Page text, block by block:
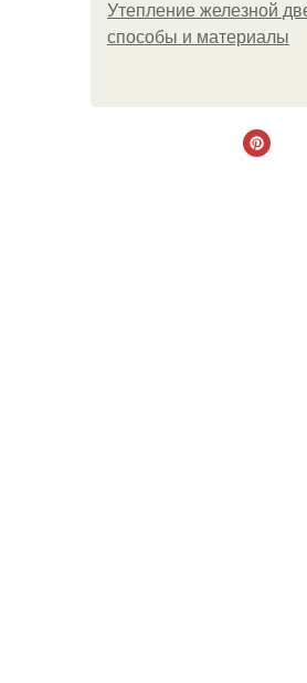
Утепление железной
способы и материалы